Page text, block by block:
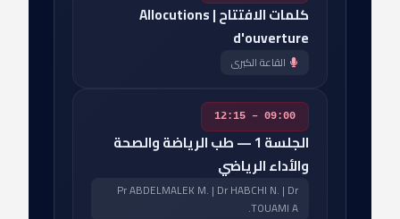
كلمات الافتتاح | Allocutions
d'ouverture
القاعة الكبرى
09:00 – 12:15
الجلسة 1 — طب الرياضة والصحة
والأداء الرياضي
Pr ABDELMALEK M. | Dr HABCHI N. | Dr
TOUAMI A.